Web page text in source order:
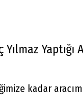
Yaptığı
kadar